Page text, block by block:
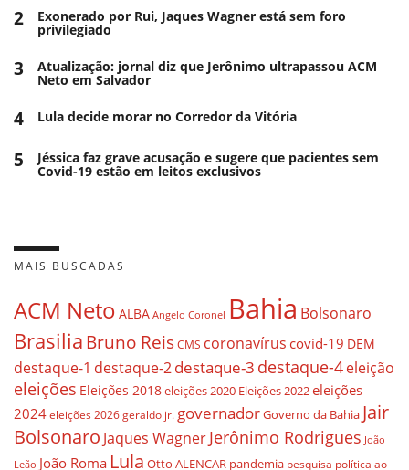
2 Exonerado por Rui, Jaques Wagner está sem foro
privilegiado
3 Atualização: jornal diz que Jerônimo ultrapassou ACM
Neto em Salvador
4 Lula decide morar no Corredor da Vitória
5 Jéssica faz grave acusação e sugere que pacientes sem
Covid-19 estão em leitos exclusivos
MAIS BUSCADAS
ACM Neto ALBA Angelo Coronel Bahia Bolsonaro
BrasiliaBruno ReisCMS coronavírus covid-19 DEM
destaque-1 destaque-2destaque-3 destaque-4eleição
eleições Eleições 2018eleições 2020 Eleições 2022eleições
2024 eleições 2026 geraldo jr. governadorGoverno da Bahia Jair
Bolsonaro Jaques WagnerJerônimo Rodrigues João
Leão João Roma Lula Otto ALENCAR pandemia pesquisa política ao